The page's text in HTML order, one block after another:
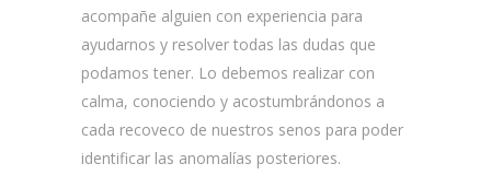
acompañe alguien con experiencia para
ayudarnos y resolver todas las dudas que
podamos tener. Lo debemos realizar con
calma, conociendo y acostumbrándonos a
cada recoveco de nuestros senos para poder
identificar las anomalías posteriores.